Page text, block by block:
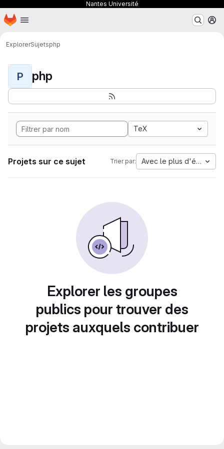
Nantes Université
Passer au contenu principal
Page d'accueil
ExplorerSujetsphp
P php
TeX
Projets sur ce sujet Trier par: Avec le plus d'étoiles
Explorer les groupes
publics pour trouver des
projets auxquels contribuer